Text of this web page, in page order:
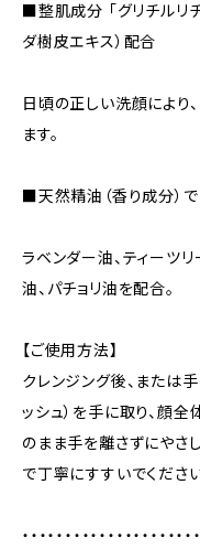
■整肌成分 「グリチルリチ
ダ樹皮エキス）配合
日頃の正しい洗顔により
ます。
■天然精油（香り成分）で
ラベンダー油、ティーツ
油、パチョリ油を配合。
【ご使用方法】
クレンジング後、または
ッシュ）を手に取り、顔
のまま手を離さずにやさ
で丁寧にすすいでください
・・・・・・・・・・・・・・・・・・・・